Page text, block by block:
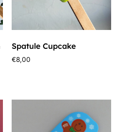
Spatule Cupcake
€8,00